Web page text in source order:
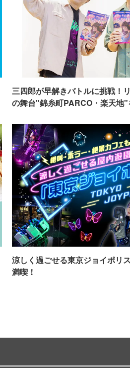
三四郎が早解きバトルに挑戦！
の舞台"錦糸町PARCO・楽天地"
涼しく過ごせる東京ジョイポリ
満喫！